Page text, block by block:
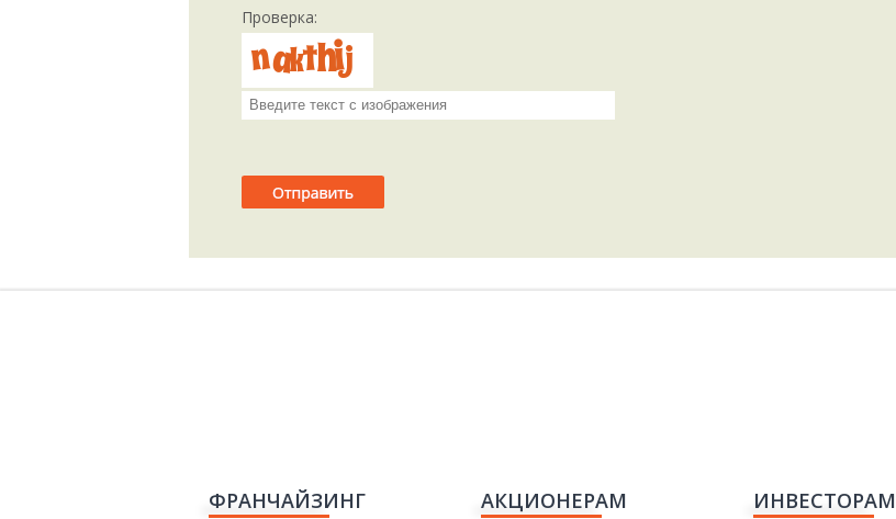
Проверка:
ФРАНЧАЙЗИНГ АКЦИОНЕРАМ ИНВЕСТОРАМ